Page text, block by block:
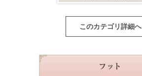
このカテゴリ詳細へ